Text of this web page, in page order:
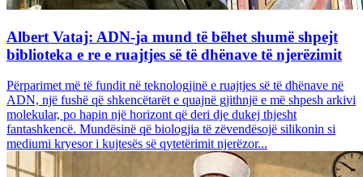
Albert Vataj: ADN-ja mund të bëhet shumë shpejt
biblioteka e re e ruajtjes së të dhënave të njerëzimit
Përparimet më të fundit në teknologjinë e ruajtjes së të dhënave në
ADN, një fushë që shkencëtarët e quajnë gjithnjë e më shpesh arkivi
molekular, po hapin një horizont që deri dje dukej thjesht
fantashkencë. Mundësinë që biologjia të zëvendësojë silikonin si
mediumi kryesor i kujtesës së qytetërimit njerëzor...